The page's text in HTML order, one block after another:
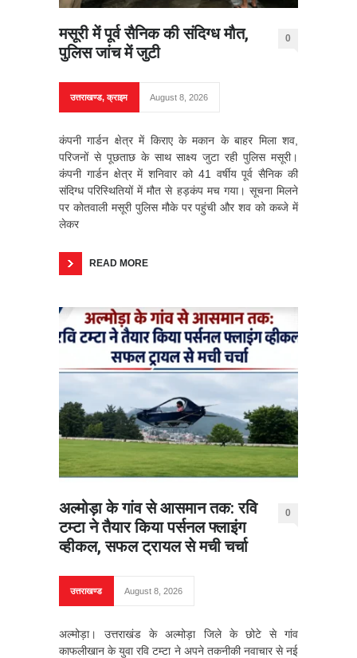
मसूरी में पूर्व सैनिक की संदिग्ध मौत,
पुलिस जांच में जुटी
0
उत्तराखण्ड,क्राइम August 8, 2026
कंपनी गार्डन क्षेत्र में किराए के मकान के बाहर मिला शव,
परिजनों से पूछताछ के साथ साक्ष्य जुटा रही पुलिस मसूरी।
कंपनी गार्डन क्षेत्र में शनिवार को 41 वर्षीय पूर्व सैनिक की
संदिग्ध परिस्थितियों में मौत से हड़कंप मच गया। सूचना मिलने
पर कोतवाली मसूरी पुलिस मौके पर पहुंची और शव को कब्जे में
लेकर
READ MORE
अल्मोड़ा के गांव से आसमान तक: रवि
टम्टा ने तैयार किया पर्सनल फ्लाइंग
व्हीकल, सफल ट्रायल से मची चर्चा
0
उत्तराखण्ड August 8, 2026
अल्मोड़ा। उत्तराखंड के अल्मोड़ा जिले के छोटे से गांव
काफलीखान के युवा रवि टम्टा ने अपने तकनीकी नवाचार से नई